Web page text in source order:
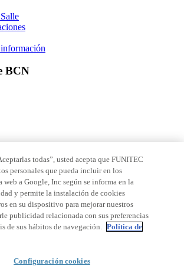
BCN
Barcelona - URL |
todas”, usted acepta que FUNITEC
personales que pueda incluir en los
web a Google, Inc según se informa en la
y permite la instalación de cookies
en su dispositivo para mejorar nuestros
publicidad relacionada con sus preferencias
de sus hábitos de navegación. Política de
Configuración cookies